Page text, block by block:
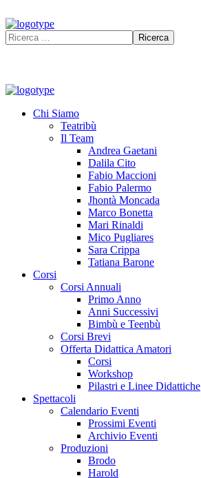
Chi Siamo
Teatribù
Il Team
Andrea Gaetani
Dalila Cito
Fabio Maccioni
Fabio Palermo
Jhontà Moncada
Marco Bonetta
Mari Rinaldi
Mico Pugliares
Sara Crippa
Tatiana Barone
Corsi
Corsi Annuali
Primo Anno
Anni Successivi
Bimbù e Teenbù
Corsi Brevi
Offerta Didattica Amatori
Corsi
Workshop
Pilastri e Linee Didattiche
Spettacoli
Calendario Eventi
Prossimi Eventi
Archivio Eventi
Produzioni
Brodo
Harold